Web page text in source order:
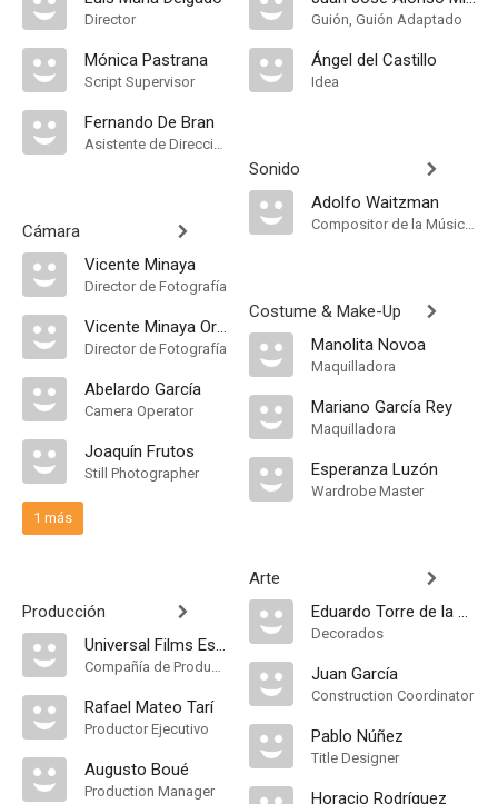
Director
Mónica Pastrana
Script Supervisor
Fernando De Bran
Asistente de Dirección
Cámara
Vicente Minaya
Director de Fotografía
Vicente Minaya Ortega
Director de Fotografía
Abelardo García
Camera Operator
Joaquín Frutos
Still Photographer
1 más
Producción
Universal Films Española
Compañía de Produccion
Rafael Mateo Tarí
Productor Ejecutivo
Augusto Boué
Production Manager
Guión, Guión Adaptado
Ángel del Castillo
Idea
Sonido
Adolfo Waitzman
Compositor de la Música Original, Música
Costume & Make-Up
Manolita Novoa
Maquilladora
Mariano García Rey
Maquilladora
Esperanza Luzón
Wardrobe Master
Arte
Eduardo Torre de la Fuente
Decorados
Juan García
Construction Coordinator
Pablo Núñez
Title Designer
Horacio Rodríguez